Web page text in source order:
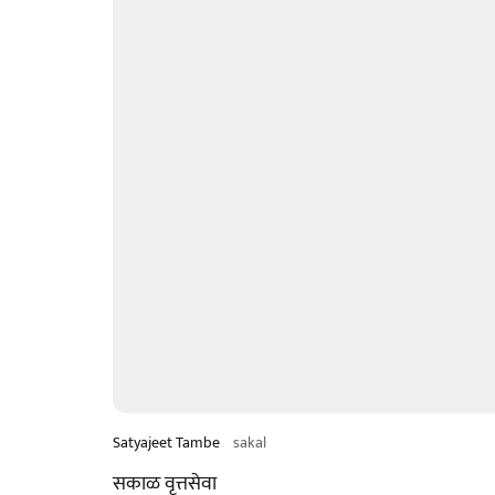
Satyajeet Tambe sakal
सकाळ वृत्तसेवा